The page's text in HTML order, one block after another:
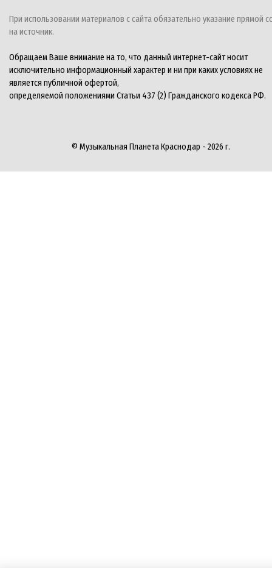
При использовании материалов с сайта обязательно указание прямой
на источник.
Обращаем Ваше внимание на то, что данный интернет-сайт носит
исключительно информационный характер и ни при каких условиях не
является публичной офертой,
определяемой положениями Статьи 437 (2) Гражданского кодекса РФ.
© Музыкальная Планета Краснодар - 2026 г.